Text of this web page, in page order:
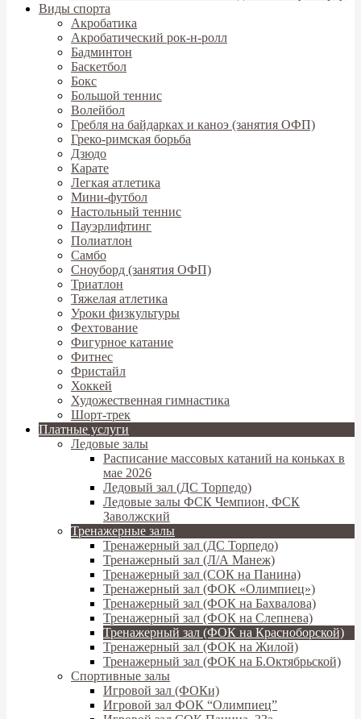
Виды спорта
Акробатика
Акробатический рок-н-ролл
Бадминтон
Баскетбол
Бокс
Большой теннис
Волейбол
Гребля на байдарках и каноэ (занятия ОФП)
Греко-римская борьба
Дзюдо
Карате
Легкая атлетика
Мини-футбол
Настольный теннис
Пауэрлифтинг
Полиатлон
Самбо
Сноуборд (занятия ОФП)
Триатлон
Тяжелая атлетика
Уроки физкультуры
Фехтование
Фигурное катание
Фитнес
Фристайл
Хоккей
Художественная гимнастика
Шорт-трек
Платные услуги
Ледовые залы
Расписание массовых катаний на коньках в
мае 2026
Ледовый зал (ДС Торпедо)
Ледовые залы ФСК Чемпион, ФСК
Заволжский
Тренажерные залы
Тренажерный зал (ДС Торпедо)
Тренажерный зал (Л/А Манеж)
Тренажерный зал (СОК на Панина)
Тренажерный зал (ФОК «Олимпиец»)
Тренажерный зал (ФОК на Бахвалова)
Тренажерный зал (ФОК на Слепнева)
Тренажерный зал (ФОК на Красноборской)
Тренажерный зал (ФОК на Жилой)
Тренажерный зал (ФОК на Б.Октябрьской)
Спортивные залы
Игровой зал (ФОКи)
Игровой зал ФОК “Олимпиец”